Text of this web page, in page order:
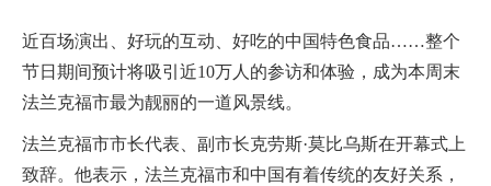
近百场演出、好玩的互动、好吃的中国特色食品……整个
节日期间预计将吸引近10万人的参访和体验，成为本周末
法兰克福市最为靓丽的一道风景线。
法兰克福市市长代表、副市长克劳斯·莫比乌斯在开幕式上
致辞。他表示，法兰克福市和中国有着传统的友好关系，